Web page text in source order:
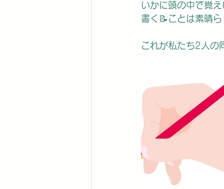
いかに頭の中で覚
書く📝ことは素晴
これが私たち2人の